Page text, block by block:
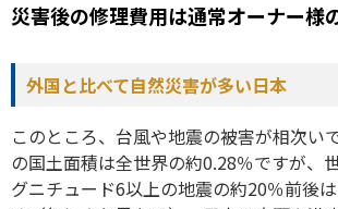
災害後の修理費用は通常オーナー様
外国と比べて自然災害が多い日本
このところ、台風や地震の被害が相次い
の国土面積は全世界の約0.28％ですが、
グニチュード6以上の地震の約20％前後